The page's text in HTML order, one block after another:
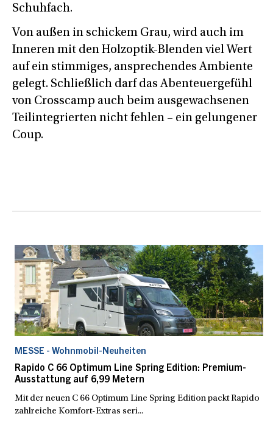
Schuhfach.
Von außen in schickem Grau, wird auch im
Inneren mit den Holzoptik-Blenden viel Wert
auf ein stimmiges, ansprechendes Ambiente
gelegt. Schließlich darf das Abenteuergefühl
von Crosscamp auch beim ausgewachsenen
Teilintegrierten nicht fehlen – ein gelungener
Coup.
MESSE - Wohnmobil-Neuheiten
Rapido C 66 Optimum Line Spring Edition: Premium-
Ausstattung auf 6,99 Metern
Mit der neuen C 66 Optimum Line Spring Edition packt Rapido
zahlreiche Komfort-Extras seri...